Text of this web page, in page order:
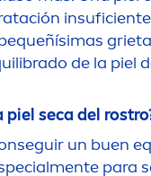
de la piel
seca del
un buen
mente para